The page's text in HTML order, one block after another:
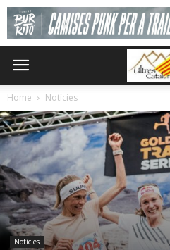
Home Notícies
Notícies